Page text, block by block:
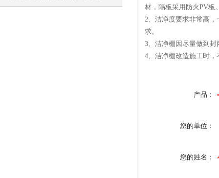
材，隔板采用防火PV板
2、洁净度要求非常高
求。
3、洁净棚因尽量做到
4、洁净棚改造施工时
产品：
您的单位：
您的姓名：